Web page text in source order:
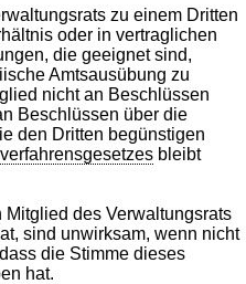
zu einem Dritten
oder in vertraglichen
die geeignet sind,
Amtsausübung zu
nicht an Beschlüssen
Beschlüssen über die
den Dritten begünstigen
bleibt
des Verwaltungsrats
sind unwirksam, wenn nicht
die Stimme dieses
hat.